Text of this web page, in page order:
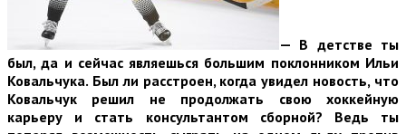
— В детстве ты
был, да и сейчас являешься большим поклонником Ильи
Ковальчука. Был ли расстроен, когда увидел новость, что
Ковальчук решил не продолжать свою хоккейную
карьеру и стать консультантом сборной? Ведь ты